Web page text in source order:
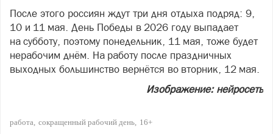
После этого россиян ждут три дня отдыха подряд: 9,
10 и 11 мая. День Победы в 2026 году выпадает
на субботу, поэтому понедельник, 11 мая, тоже будет
нерабочим днём. На работу после праздничных
выходных большинство вернётся во вторник, 12 мая.
Изображение: нейросеть
работа сокращенный рабочий день 16+